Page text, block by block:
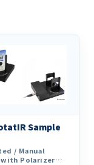
Sample
/ Manual
Polarizer